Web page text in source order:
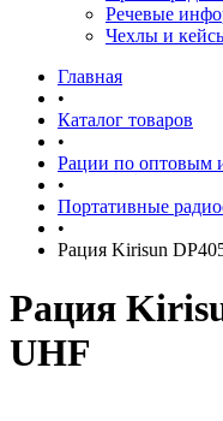
Речевые
Чехлы и
Главная
•
Каталог товаров
•
Рации по оптовым
•
Портативные
•
Рация Kirisun
Рация
UHF